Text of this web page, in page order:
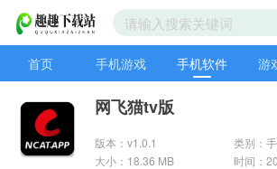
首页 手机游戏 手机软件 游
网飞猫tv版
版本：v1.0.1
类别：
大小：18.36 MB
时间：